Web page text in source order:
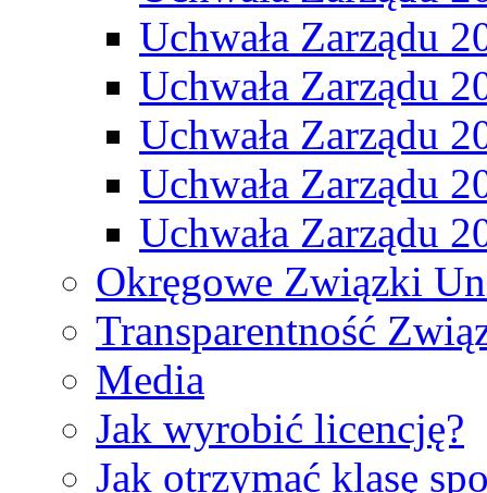
Uchwała Zarządu
Uchwała Zarządu
Uchwała Zarządu
Uchwała Zarządu
Uchwała Zarządu
Okręgowe Związki
Transparentność
Media
Jak wyrobić licencję?
Jak otrzymać klasę